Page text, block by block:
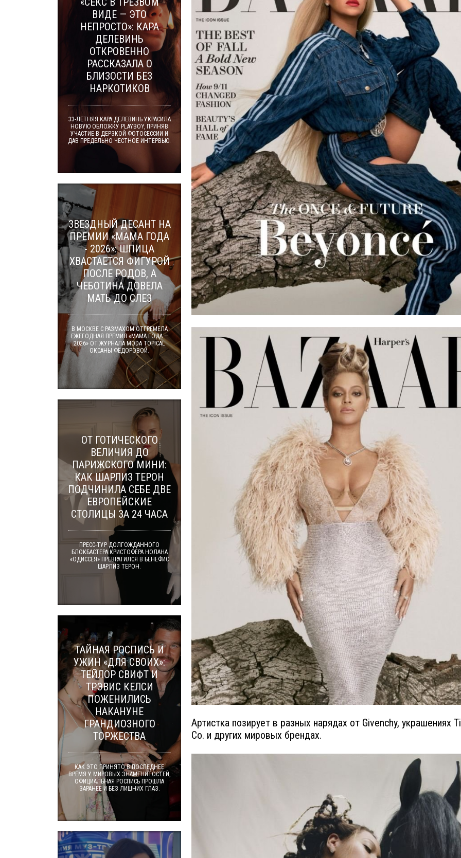
Артистка позирует в разных нарядах от Givenchy, украшениях
Co. и других мировых брендах.
ВИДЕ — ЭТО
НЕПРОСТО»: КАРА
ДЕЛЕВИНЬ
ОТКРОВЕННО
РАССКАЗАЛА О
БЛИЗОСТИ БЕЗ
НАРКОТИКОВ
33-ЛЕТНЯЯ КАРА ДЕЛЕВИНЬ УКРАСИЛА
НОВУЮ ОБЛОЖКУ PLAYBOY, ПРИНЯВ
УЧАСТИЕ В ДЕРЗКОЙ ФОТОСЕССИИ И
ДАВ ПРЕДЕЛЬНО ЧЕСТНОЕ ИНТЕРВЬЮ.
ЗВЕЗДНЫЙ ДЕСАНТ НА
ПРЕМИИ «МАМА ГОДА
- 2026»: ШПИЦА
ХВАСТАЕТСЯ ФИГУРОЙ
ПОСЛЕ РОДОВ, А
ЧЕБОТИНА ДОВЕЛА
МАТЬ ДО СЛЕЗ
В МОСКВЕ С РАЗМАХОМ ОТГРЕМЕЛА
ЕЖЕГОДНАЯ ПРЕМИЯ «МАМА ГОДА —
2026» ОТ ЖУРНАЛА MODA TOPICAL
ОКСАНЫ ФЁДОРОВОЙ.
ОТ ГОТИЧЕСКОГО
ВЕЛИЧИЯ ДО
ПАРИЖСКОГО МИНИ:
КАК ШАРЛИЗ ТЕРОН
ПОДЧИНИЛА СЕБЕ ДВЕ
ЕВРОПЕЙСКИЕ
СТОЛИЦЫ ЗА 24 ЧАСА
ПРЕСС-ТУР ДОЛГОЖДАННОГО
БЛОКБАСТЕРА КРИСТОФЕРА НОЛАНА
«ОДИССЕЯ» ПРЕВРАТИЛСЯ В БЕНЕФИС
ШАРЛИЗ ТЕРОН.
ТАЙНАЯ РОСПИСЬ И
УЖИН «ДЛЯ СВОИХ»:
ТЕЙЛОР СВИФТ И
ТРЭВИС КЕЛСИ
ПОЖЕНИЛИСЬ
НАКАНУНЕ
ГРАНДИОЗНОГО
ТОРЖЕСТВА
КАК ЭТО ПРИНЯТО В ПОСЛЕДНЕЕ
ВРЕМЯ У МИРОВЫХ ЗНАМЕНИТОСТЕЙ,
ОФИЦИАЛЬНАЯ РОСПИСЬ ПРОШЛА
ЗАРАНЕЕ И БЕЗ ЛИШНИХ ГЛАЗ.